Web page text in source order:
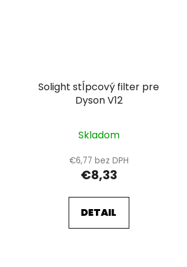
Solight stĺpcový filter pre
Dyson V12
Skladom
€6,77 bez DPH
€8,33
DETAIL